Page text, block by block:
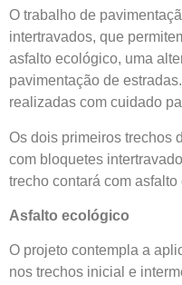
O trabalho de
intertravados, que
asfalto ecológico, uma
pavimentação de
realizadas com cuidado
Os dois primeiros trechos
com bloquetes
trecho contará com asfalto
Asfalto ecológico
O projeto contempla a
nos trechos inicial e